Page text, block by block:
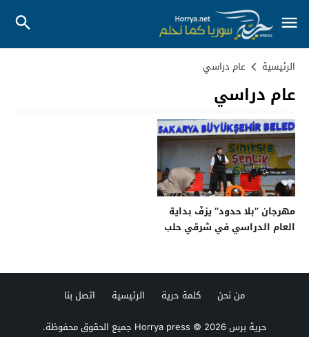
الرئيسية عام دراسي
عام دراسي
مهرجان ’’بلا حدود‘‘ يزفّ بداية
العام الدراسي في شرقي حلب
من نحن كلمة حرية الرئيسية
اتصل بنا
حرية برس Horrya press© 2026 جميع الحقوق محفوظة.